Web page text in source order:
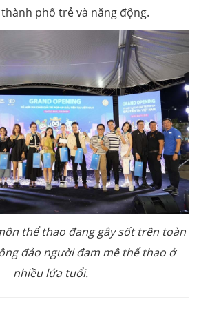
phố trẻ và năng động.
thể thao đang gây sốt trên toàn
đảo người đam mê thể thao ở
nhiều lứa tuổi.